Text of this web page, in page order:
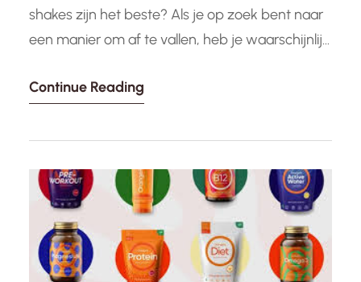
shakes zijn het beste? Als je op zoek bent naar
een manier om af te vallen, heb je waarschijnlijk
kunnen een handige en effectieve manier zijn
met zoveel opties op de markt kan het…
Continue Reading